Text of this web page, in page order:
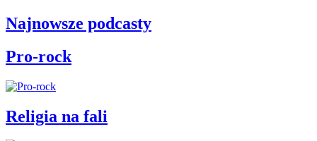
Najnowsze podcasty
Pro-rock
Religia na fali